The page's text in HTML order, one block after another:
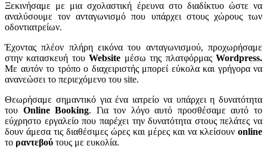
Ξεκινήσαμε με μια σχολαστική έρευνα στο διαδίκτυο ώστε να
αναλύσουμε τον ανταγωνισμό που υπάρχει στους χώρους των
οδοντιατρείων.
Έχοντας πλέον πλήρη εικόνα του ανταγωνισμού, προχωρήσαμε
στην κατασκευή τουWebsite μέσω της πλατφόρμαςWordpress.
Με αυτόν το τρόπο ο διαχειριστής μπορεί εύκολα και γρήγορα να
ανανεώσει το περιεχόμενο του site.
Θεωρήσαμε σημαντικό για ένα ιατρείο να υπάρχει η δυνατότητα
του Online Booking. Για τον λόγο αυτό προσθέσαμε αυτό το
εύχρηστο εργαλείο που παρέχει την δυνατότητα στους πελάτες να
δουν άμεσα τις διαθέσιμες ώρες και μέρες και να κλείσουν online
το ραντεβού τους με ευκολία.